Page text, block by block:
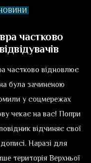
частково
частково відновлює
була зачиненою
у соцмережах
чекає на вас! Попри
відчиняє свої
Наразі для
територія Верхньої